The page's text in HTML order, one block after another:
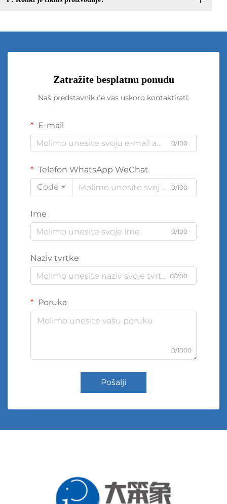
Zatražite besplatnu ponudu
Naš predstavnik će vas uskoro kontaktirati.
E-mail
0/100
Telefon WhatsApp WeChat
Code
0/100
Ime
0/100
Naziv tvrtke
0/200
Poruka
0/1000
Pošalji